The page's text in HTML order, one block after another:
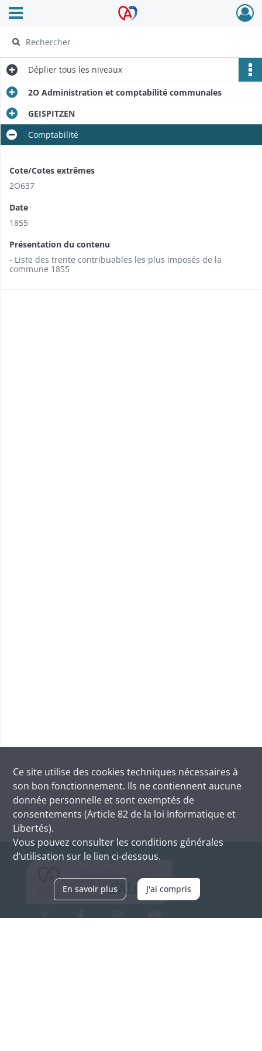
Archives Alsace - Colmar
Ouvrir le menu déroulant
Déplier tous les niveaux
2O Administration et comptabilité communales
GEISPITZEN
Comptabilité
Cote/Cotes extrêmes
2O637
Date
1855
Présentation du contenu
- Liste des trente contribuables les plus imposés de la
commune 1855
Ce site utilise des cookies techniques nécessaires à
son bon fonctionnement. Ils ne contiennent aucune
donnée personnelle et sont exemptés de
consentements (Article 82 de la loi Informatique et
Libertés).
Vous pouvez consulter les conditions générales
d’utilisation sur le lien ci-dessous.
En savoir plus J'ai compris